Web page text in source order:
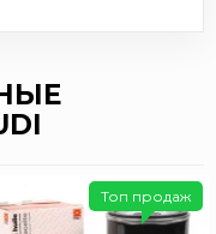
Топ продаж